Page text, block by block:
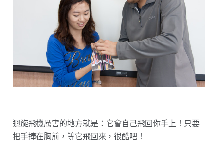
迴旋飛機厲害的地方就是：它會自己飛回你手上！只要
把手捧在胸前，等它飛回來，很酷吧！